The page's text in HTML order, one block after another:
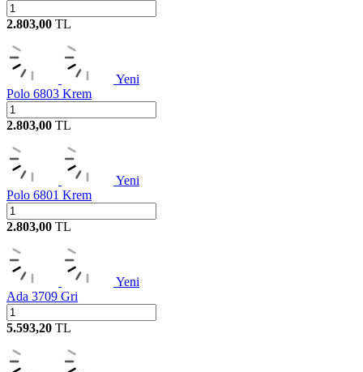
2.803,00 TL
Yeni
Polo 6803 Krem
2.803,00 TL
Yeni
Polo 6801 Krem
2.803,00 TL
Yeni
Ada 3709 Gri
5.593,20 TL